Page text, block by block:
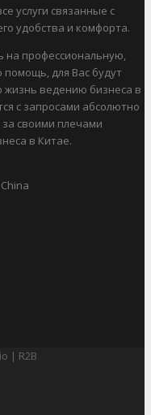
услуги связанные с
удобства и комфорта.
на профессиональную,
для Вас будут
ведению бизнеса в
с запросами абсолютно
своими плечами
в Китае.
| R2B